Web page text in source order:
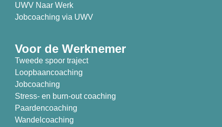
UWV Naar Werk
Jobcoaching via UWV
Voor de Werknemer
Tweede spoor traject
Loopbaancoaching
Jobcoaching
Stress- en burn-out coaching
Paardencoaching
Wandelcoaching